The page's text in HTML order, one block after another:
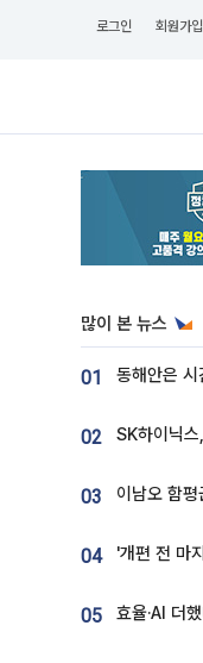
로그인 회원가입
많이 본 뉴스
01
02
03
04
05